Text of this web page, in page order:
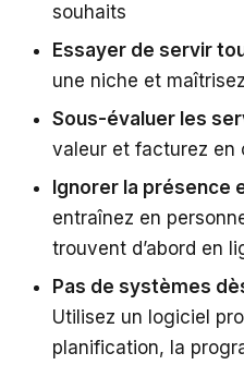
souhaits
Essayer de servir
une niche et
Sous-évaluer les
valeur et facturez en
Ignorer la présence
entraînez en
trouvent d’abord en
Pas de systèmes
Utilisez un logiciel
planification, la